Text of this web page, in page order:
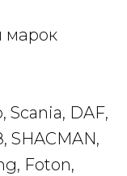
марок
Scania, DAF,
Foton,